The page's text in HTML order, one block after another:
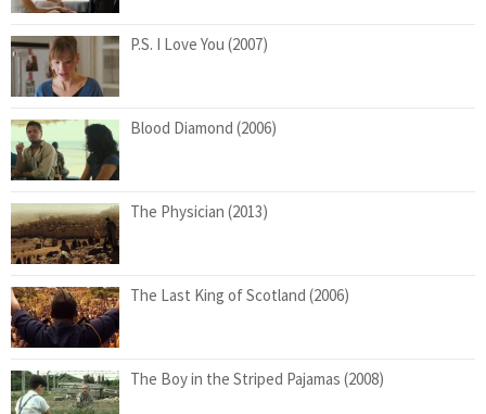
P.S. I Love You (2007)
Blood Diamond (2006)
The Physician (2013)
The Last King of Scotland (2006)
The Boy in the Striped Pajamas (2008)